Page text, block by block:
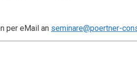
per eMail an seminare@poertner-